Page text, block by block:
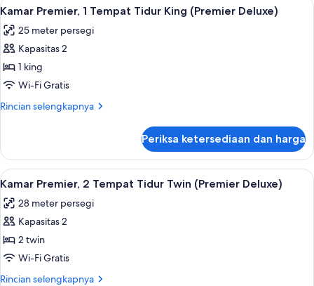
2
Tidur
Twin
semua
foto
untuk
Kamar
Premier,
1
King
(Premier
Deluxe)
4
Kamar Premier, 1 Tempat Tidur King (Premier Deluxe)
25 meter persegi
Kapasitas 2
1 king
Wi-Fi Gratis
Rincian selengkapnya
Rincian
Kamar
Premier,
1
Tidur
King
Deluxe)
Periksa ketersediaan dan harga
Lihat
semua
foto
untuk
Kamar
Premier,
2
Kamar Premier, 2 Tempat Tidur
5
Kamar Premier, 2 Tempat Tidur Twin (Premier Deluxe)
28 meter persegi
Kapasitas 2
2 twin
Wi-Fi Gratis
Rincian selengkapnya
Rincian